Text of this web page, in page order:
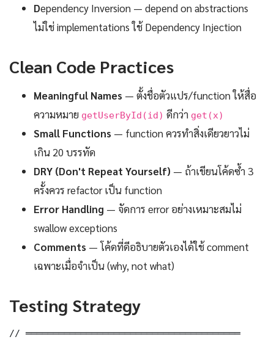
Dependency Inversion — depend on abstractions
ไม่ใช่ implementations ใช้ Dependency Injection
Clean Code Practices
Meaningful Names — ตั้งชื่อตัวแปร/function ให้สื่อ
ความหมาย getUserById(id) ดีกว่า get(x)
Small Functions — function ควรทำสิ่งเดียวยาวไม่
เกิน 20 บรรทัด
DRY (Don't Repeat Yourself) — ถ้าเขียนโค้ดซ้ำ 3
ครั้งควร refactor เป็น function
Error Handling — จัดการ error อย่างเหมาะสมไม่
swallow exceptions
Comments — โค้ดที่ดีอธิบายตัวเองได้ใช้ comment
เฉพาะเมื่อจำเป็น (why, not what)
Testing Strategy
// ═══════════════════════════════════════